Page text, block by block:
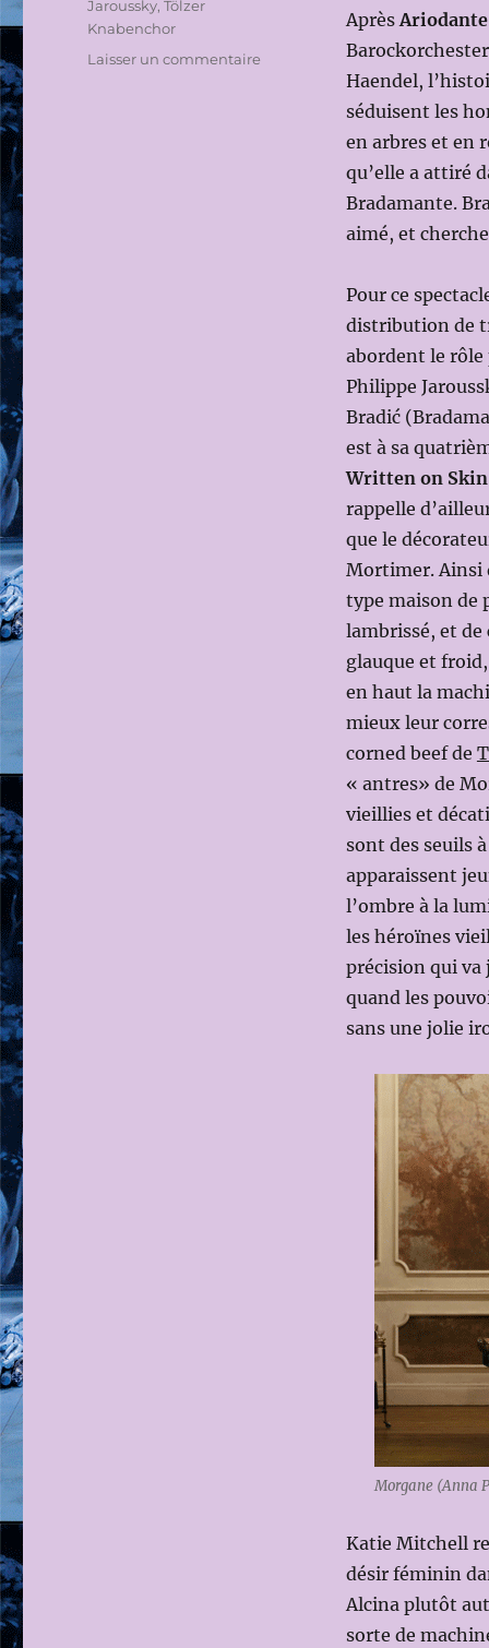
AprèsAriodante
Haendel,
séduisent les
en arbres et en
qu’elle a attiré
Bradamante.
aimé, et
Pour ce
distribution de
abordent le
Philippe
Bradić
est à sa
Written on Skin
rappelle
que le
Mortimer. Ainsi
type maison de
lambrissé, et de
glauque et
en haut la
mieux leur
corned beef de
« antres» de
vieillies et
sont des seuils
apparaissent
l’ombre à la
les héroïnes
précision qui va
quand les
sans une jolie
Morgane (Anna
Katie Mitchell
désir féminin
Alcina plutôt
sorte de
Jaroussky,Tölzer
Knabenchor
Laisser un commentairesur
G.F.HAENDEL